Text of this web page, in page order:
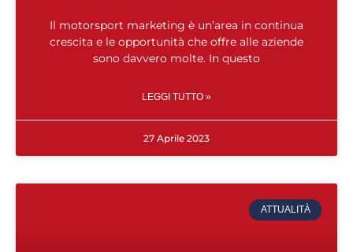
Il motorsport marketing è un’area in continua
crescita e le opportunità che offre alle aziende
sono davvero molte. In questo
LEGGI TUTTO »
27 Aprile 2023
ATTUALITÀ